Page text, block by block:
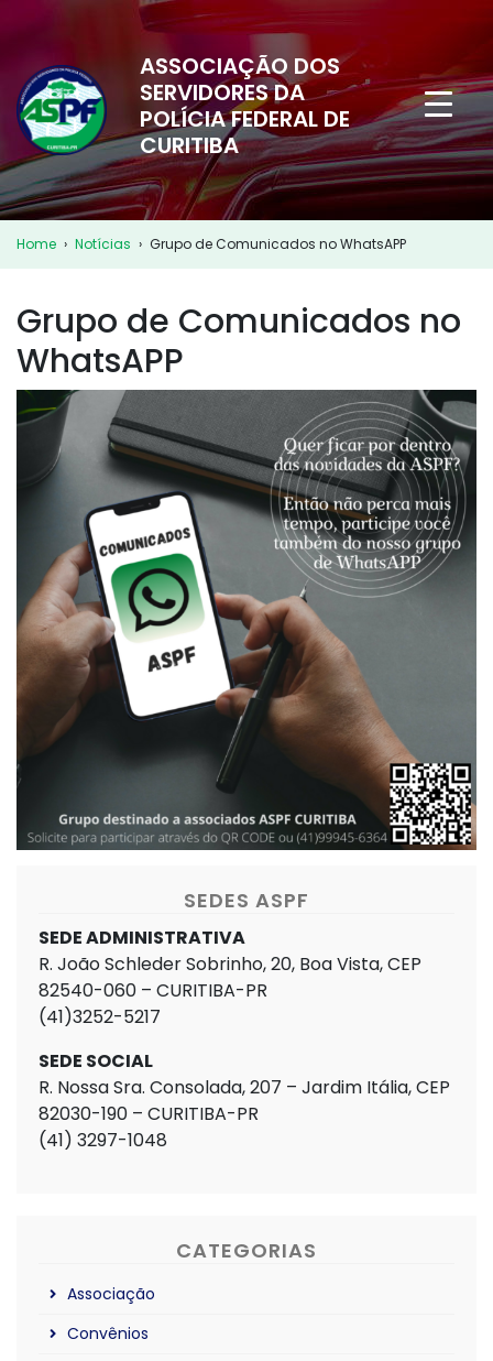
ASSOCIAÇÃO DOS
SERVIDORES DA
POLÍCIA FEDERAL DE
CURITIBA
Home › Notícias › Grupo de Comunicados no WhatsAPP
Grupo de Comunicados no
WhatsAPP
SEDES ASPF
SEDE ADMINISTRATIVA
R. João Schleder Sobrinho, 20, Boa Vista, CEP
82540-060 – CURITIBA-PR
(41)3252-5217
SEDE SOCIAL
R. Nossa Sra. Consolada, 207 – Jardim Itália, CEP
82030-190 – CURITIBA-PR
(41) 3297-1048
CATEGORIAS
Associação
Convênios